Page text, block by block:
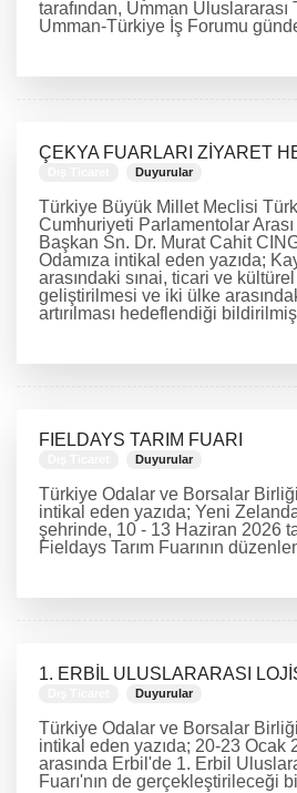
tarafından, Umman Uluslararası
Umman-Türkiye İş Forumu
ÇEKYA FUARLARI ZİYARET
Duyurular
Türkiye Büyük Millet Meclisi
Cumhuriyeti Parlamentolar
Başkan Sn. Dr. Murat Cahit
Odamıza intikal eden yazıda;
arasındaki sınai, ticari ve
geliştirilmesi ve iki ülke
artırılması hedeflendiği
FIELDAYS TARIM FUARI
Duyurular
Türkiye Odalar ve Borsalar
intikal eden yazıda; Yeni
şehrinde, 10 - 13 Haziran 2026
Fieldays Tarım Fuarının
1. ERBİL ULUSLARARASI
Duyurular
Türkiye Odalar ve Borsalar
intikal eden yazıda; 20-23 Ocak
arasında Erbil'de 1. Erbil
Fuarı'nın de gerçekleştirileceği